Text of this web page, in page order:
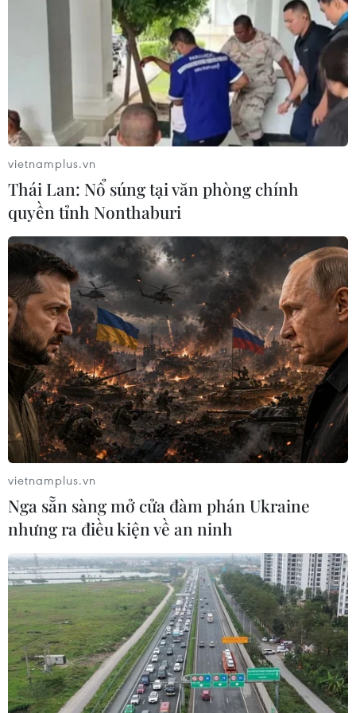
#Lễ hội Ẩm thực Thế giới
#Gian hàng Việt Nam
#Lễ hội Ẩm thực
#Lễ hội Ẩm thực tại Hàn Quốc
Hàn Quốc
Theo dõi VietnamPlus
TIN LIÊN QUAN
vietnamplus.vn
Thái Lan: Nổ súng tại văn phòng chính
quyền tỉnh Nonthaburi
vietnamplus.vn
Nga sẵn sàng mở cửa đàm phán Ukraine
nhưng ra điều kiện về an ninh